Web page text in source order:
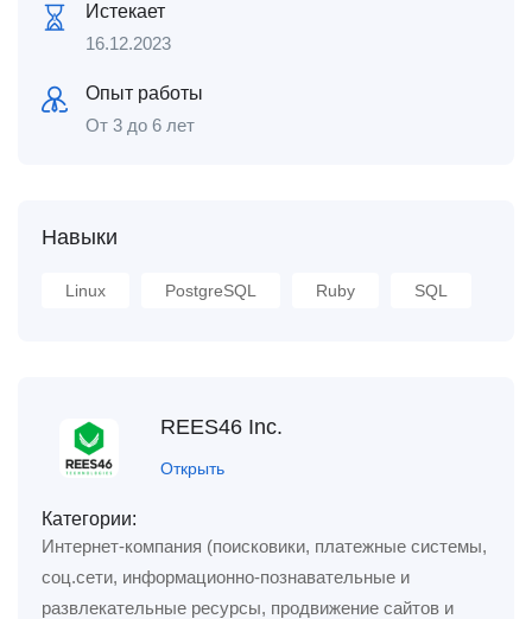
Истекает
16.12.2023
Опыт работы
От 3 до 6 лет
Навыки
Linux PostgreSQL Ruby SQL
REES46 Inc.
Открыть
Категории:
Интернет-компания (поисковики, платежные системы,
соц.сети, информационно-познавательные и
развлекательные ресурсы, продвижение сайтов и